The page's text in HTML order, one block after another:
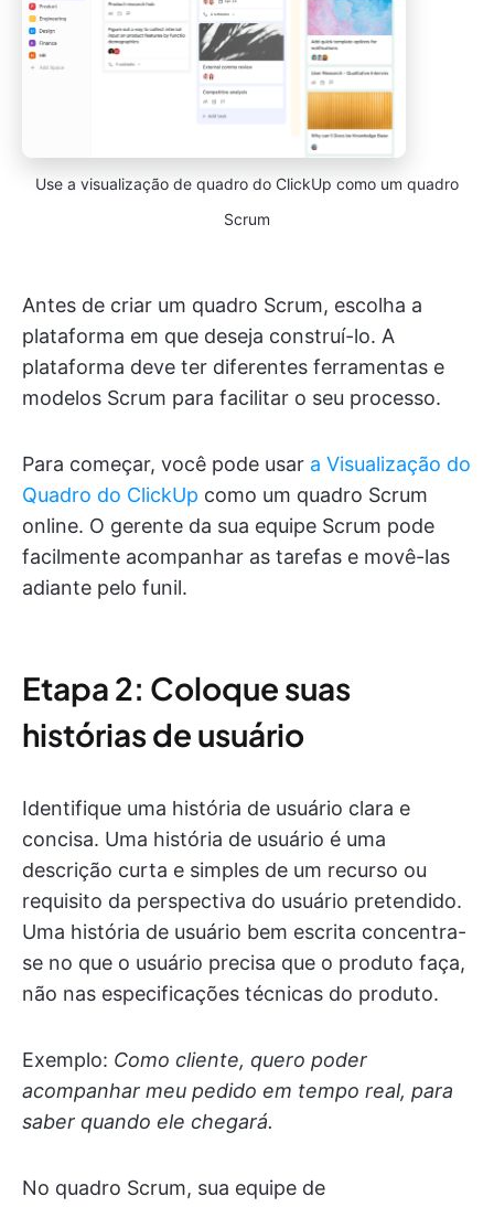
Use a visualização de quadro do ClickUp como um quadro
Scrum
Antes de criar um quadro Scrum, escolha a
plataforma em que deseja construí-lo. A
plataforma deve ter diferentes ferramentas e
modelos Scrum para facilitar o seu processo.
Para começar, você pode usar a Visualização do
Quadro do ClickUp como um quadro Scrum
online. O gerente da sua equipe Scrum pode
facilmente acompanhar as tarefas e movê-las
adiante pelo funil.
Etapa 2: Coloque suas
histórias de usuário
Identifique uma história de usuário clara e
concisa. Uma história de usuário é uma
descrição curta e simples de um recurso ou
requisito da perspectiva do usuário pretendido.
Uma história de usuário bem escrita concentra-
se no que o usuário precisa que o produto faça,
não nas especificações técnicas do produto.
Exemplo: Como cliente, quero poder
acompanhar meu pedido em tempo real, para
saber quando ele chegará.
No quadro Scrum, sua equipe de